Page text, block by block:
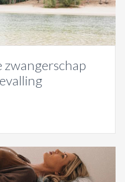
zwangerschap